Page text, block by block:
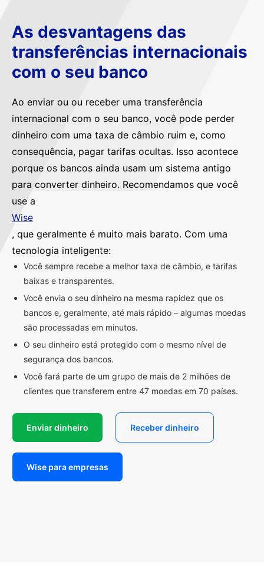
As desvantagens das
transferências internacionais
com o seu banco
Ao enviar ou ou receber uma transferência
internacional com o seu banco, você pode perder
dinheiro com uma taxa de câmbio ruim e, como
consequência, pagar tarifas ocultas. Isso acontece
porque os bancos ainda usam um sistema antigo
para converter dinheiro. Recomendamos que você
use a
Wise
, que geralmente é muito mais barato. Com uma
tecnologia inteligente:
Você sempre recebe a melhor taxa de câmbio, e tarifas
baixas e transparentes.
Você envia o seu dinheiro na mesma rapidez que os
bancos e, geralmente, até mais rápido – algumas moedas
são processadas em minutos.
O seu dinheiro está protegido com o mesmo nível de
segurança dos bancos.
Você fará parte de um grupo de mais de 2 milhões de
clientes que transferem entre 47 moedas em 70 países.
Enviar dinheiro Receber dinheiro
Wise para empresas